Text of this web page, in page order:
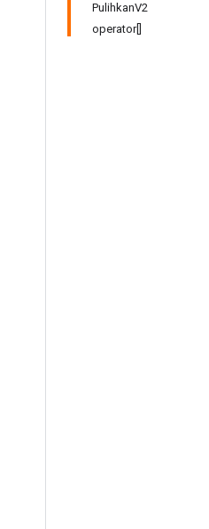
PulihkanV2
operator[]